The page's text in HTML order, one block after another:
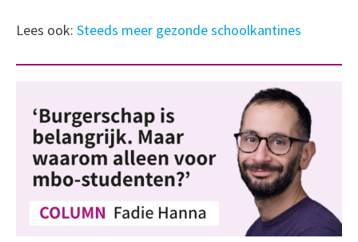
Lees ook: Steeds meer gezonde schoolkantines